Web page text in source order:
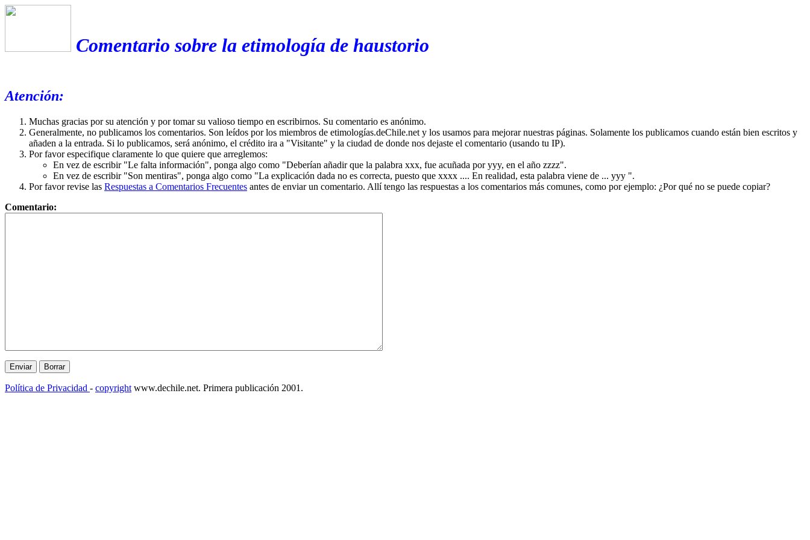
Comentario sobre la etimología de haustorio
Atención:
Muchas gracias por su atención y por tomar su valioso tiempo en escribirnos. Su comentario es anónimo.
Generalmente, no publicamos los comentarios. Son leídos por los miembros de etimologías.deChile.net y los usamos para mejorar nuestras páginas. Solamente los publicamos cuando están bien escritos y
añaden a la entrada. Si lo publicamos, será anónimo, el crédito ira a "Visitante" y la ciudad de donde nos dejaste el comentario (usando tu IP).
Por favor especifique claramente lo que quiere que arreglemos:
En vez de escribir "Le falta información", ponga algo como "Deberían añadir que la palabra xxx, fue acuñada por yyy, en el año zzzz".
En vez de escribir "Son mentiras", ponga algo como "La explicación dada no es correcta, puesto que xxxx .... En realidad, esta palabra viene de ... yyy ".
Por favor revise las Respuestas a Comentarios Frecuentes antes de enviar un comentario. Allí tengo las respuestas a los comentarios más comunes, como por ejemplo: ¿Por qué no se puede copiar?
Comentario:
Política de Privacidad - copyright www.dechile.net. Primera publicación 2001.